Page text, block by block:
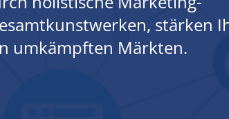
stärken
umkämpften Märkten.